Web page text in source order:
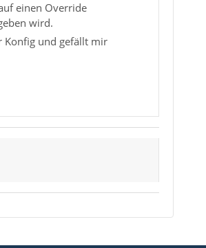
einen Override
wird.
Konfig und gefällt mir